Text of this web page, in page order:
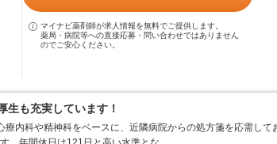
マイナビ薬剤師が求人情報を無料でご提供します。
薬局・病院等への直接応募・問い合わせではありません
のでご安心ください。
生も充実しています！
内科や精神科をベースに、近隣病院からの処方箋を応需して